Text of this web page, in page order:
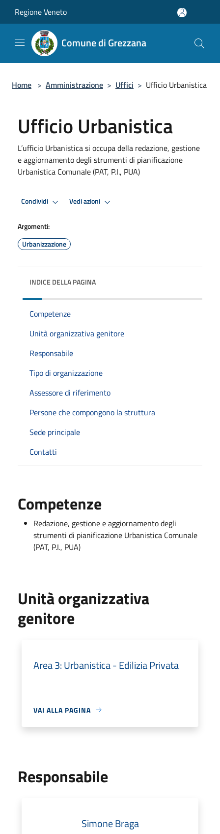
Regione Veneto
Comune di Grezzana
Home > Amministrazione > Uffici > Ufficio Urbanistica
Ufficio Urbanistica
L’ufficio Urbanistica si occupa della redazione, gestione
e aggiornamento degli strumenti di pianificazione
Urbanistica Comunale (PAT, P.I., PUA)
Condividi Vedi azioni
Argomenti:
Urbanizzazione
INDICE DELLA PAGINA
Competenze
Unità organizzativa genitore
Responsabile
Tipo di organizzazione
Assessore di riferimento
Persone che compongono la struttura
Sede principale
Contatti
Competenze
Redazione, gestione e aggiornamento degli
strumenti di pianificazione Urbanistica Comunale
(PAT, P.I., PUA)
Unità organizzativa
genitore
Area 3: Urbanistica - Edilizia Privata
VAI ALLA PAGINA
Responsabile
Simone Braga